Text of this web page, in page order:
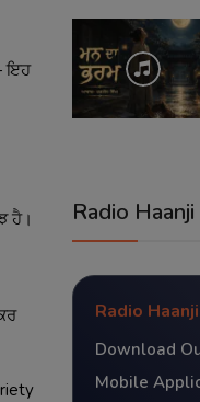
ਇਹ
ਹੈ। Radio
Radio Haanji
Download
Mobile